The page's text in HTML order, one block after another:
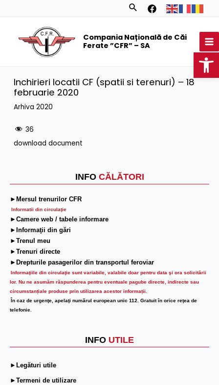
Search
Compania Națională de Căi
Ferate ”CFR” – SA
INFO CĂLĂTORI
►Mersul trenurilor CFR
Informatii din circulaţie
►Camere web / tabele informare
►Informaţii din gări
►Trenul meu
►Trenuri directe
►Drepturile pasagerilor din transportul feroviar
Informaţiile din circulaţie sunt variabile, valabile doar pentru data şi ora solicitării
lor. Nu ne asumăm răspunderea pentru eventuale pagube directe, indirecte sau
circumstanțiale produse prin utilizarea acestor informații.
În caz de urgenţe, apelaţi numărul european unic 112. Gratuit în orice reţea de
telefonie.
INFO UTILE
►Legături utile
►Termeni de utilizare
Inchirieri locatii CF (spatii si terenuri) – 18
februarie 2020
Arhiva 2020
36
download document